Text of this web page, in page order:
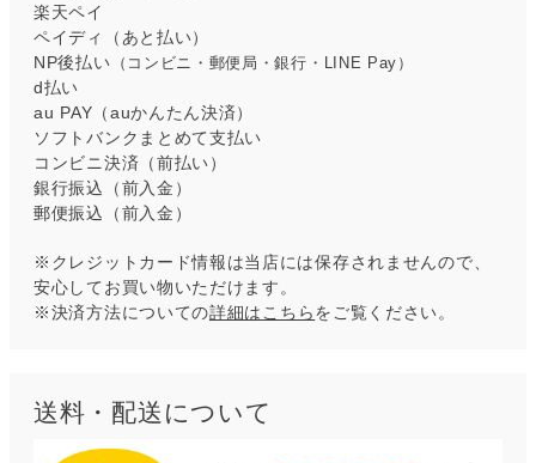
楽天ペイ
ペイディ（あと払い）
NP後払い （コンビニ・郵便局・銀行・LINE Pay）
d払い
au PAY（auかんたん決済）
ソフトバンクまとめて支払い
コンビニ決済（前払い）
銀行振込（前入金）
郵便振込（前入金）
※クレジットカード情報は当店には保存されませんので、
安心してお買い物いただけます。
※決済方法についての詳細はこちらをご覧ください。
送料・配送について